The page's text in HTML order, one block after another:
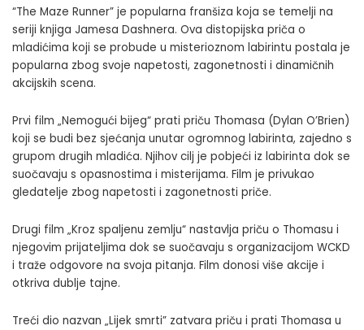
“The Maze Runner” je popularna franšiza koja se temelji na
seriji knjiga Jamesa Dashnera. Ova distopijska priča o
mladićima koji se probude u misterioznom labirintu postala je
popularna zbog svoje napetosti, zagonetnosti i dinamičnih
akcijskih scena.
Prvi film „Nemogući bijeg“ prati priču Thomasa (Dylan O’Brien)
koji se budi bez sjećanja unutar ogromnog labirinta, zajedno s
grupom drugih mladića. Njihov cilj je pobjeći iz labirinta dok se
suočavaju s opasnostima i misterijama. Film je privukao
gledatelje zbog napetosti i zagonetnosti priče.
Drugi film „Kroz spaljenu zemlju“ nastavlja priču o Thomasu i
njegovim prijateljima dok se suočavaju s organizacijom WCKD
i traže odgovore na svoja pitanja. Film donosi više akcije i
otkriva dublje tajne.
Treći dio nazvan „Lijek smrti” zatvara priču i prati Thomasa u